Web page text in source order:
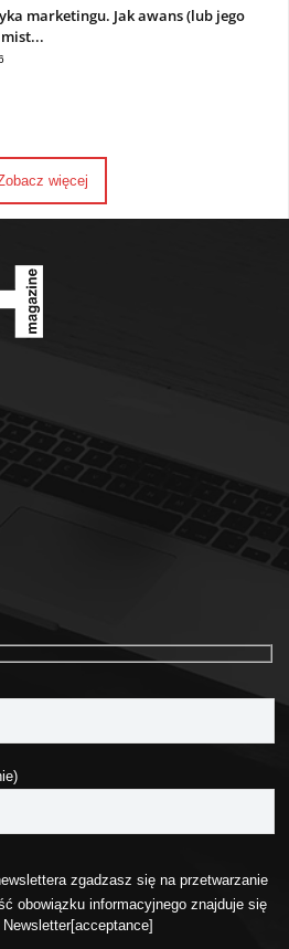
marketingu. Jak awans (lub jego
więcej
zgadzasz się na przetwarzanie
obowiązku informacyjnego znajduje się
Newsletter[acceptance]